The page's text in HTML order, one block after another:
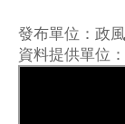
發布單位：政
資料提供單位